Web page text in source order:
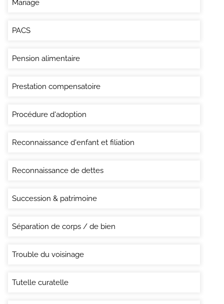
Mariage
PACS
Pension alimentaire
Prestation compensatoire
Procédure d'adoption
Reconnaissance d'enfant et filiation
Reconnaissance de dettes
Succession & patrimoine
Séparation de corps / de bien
Trouble du voisinage
Tutelle curatelle